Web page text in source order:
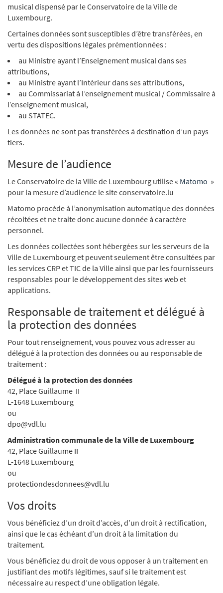
musical dispensé par le Conservatoire de la Ville de
Luxembourg.
Certaines données sont susceptibles d’être transférées, en
vertu des dispositions légales prémentionnées :
au Ministre ayant l’Enseignement musical dans ses
attributions,
au Ministre ayant l’Intérieur dans ses attributions,
au Commissariat à l’enseignement musical / Commissaire à
l’enseignement musical,
au STATEC.
Les données ne sont pas transférées à destination d’un pays
tiers.
Mesure de l’audience
Le Conservatoire de la Ville de Luxembourg utilise « Matomo »
pour la mesure d’audience le site conservatoire.lu
Matomo procède à l’anonymisation automatique des données
récoltées et ne traite donc aucune donnée à caractère
personnel.
Les données collectées sont hébergées sur les serveurs de la
Ville de Luxembourg et peuvent seulement être consultées par
les services CRP et TIC de la Ville ainsi que par les fournisseurs
responsables pour le développement des sites web et
applications.
Responsable de traitement et délégué à
la protection des données
Pour tout renseignement, vous pouvez vous adresser au
délégué à la protection des données ou au responsable de
traitement :
Délégué à la protection des données
42, Place Guillaume II
L-1648 Luxembourg
ou
dpo@vdl.lu
Administration communale de la Ville de Luxembourg
42, Place Guillaume II
L-1648 Luxembourg
ou
protectiondesdonnees@vdl.lu
Vos droits
Vous bénéficiez d’un droit d’accès, d’un droit à rectification,
ainsi que le cas échéant d’un droit à la limitation du
traitement.
Vous bénéficiez du droit de vous opposer à un traitement en
justifiant des motifs légitimes, sauf si le traitement est
nécessaire au respect d’une obligation légale.